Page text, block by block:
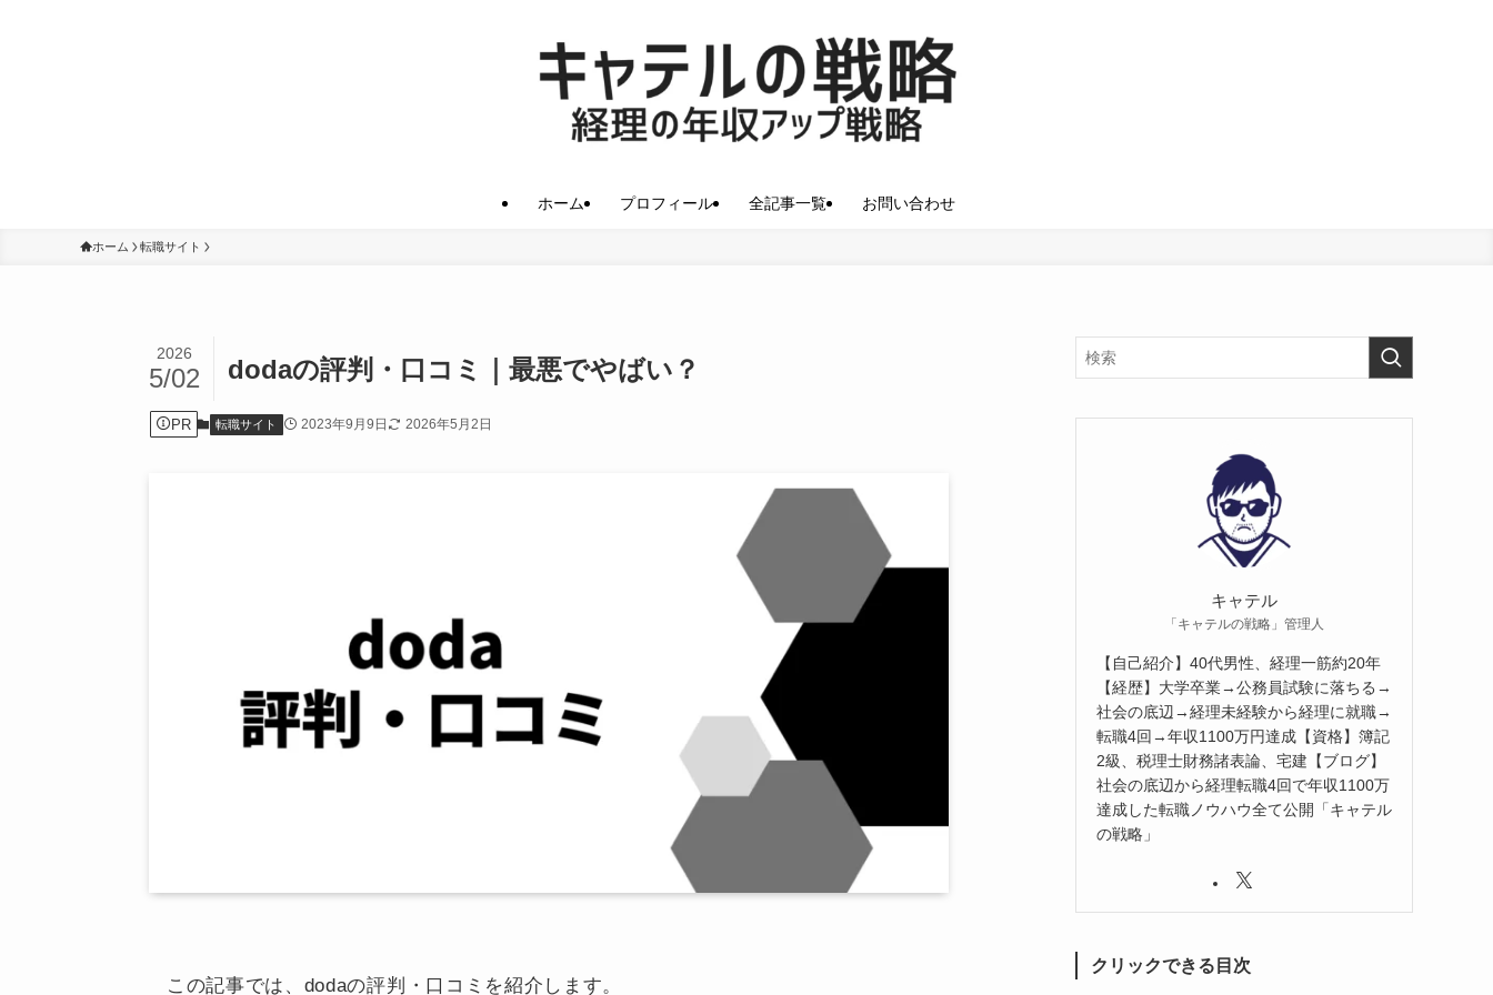
ホーム プロフィール 全記事一覧 お問い合わせ
ホーム 転職サイト
dodaの評判・口コミ｜最悪でやばい？
2026
5/02
PR 転職サイト 2023年9月9日 2026年5月2日
この記事では、dodaの評判・口コミを紹介します。
キャテル
「キャテルの戦略」管理人
【自己紹介】40代男性、経理一筋約20年
【経歴】大学卒業→公務員試験に落ちる→
社会の底辺→経理未経験から経理に就職→
転職4回→年収1100万円達成【資格】簿記
2級、税理士財務諸表論、宅建【ブログ】
社会の底辺から経理転職4回で年収1100万
達成した転職ノウハウ全て公開「キャテル
の戦略」
クリックできる目次